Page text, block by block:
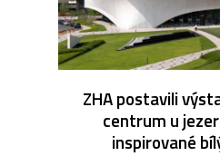
ZHA postavili
centrum u
inspirované